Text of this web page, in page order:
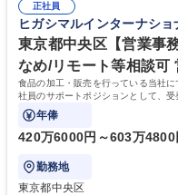
を底上げすべく、ともにご活躍い
職種 【人事・労務担当】安全
舗メーカー
部門と連携しながら業務を推進
使用経験をお持ちの方 学歴・資格 学歴：大学院 大学 高専 短大 専修学校
高校 語学力： 資格：
正社員
ヒガシマルインターナシ
東京都中央区【営業事
なめ/リモート等相談可
食品の加工・販売を行っている当社
社員のサポートポジションとして、
事業の根幹を支えていただきます。
年俸
420万6000円～603万4800
勤務地
東京都中央区